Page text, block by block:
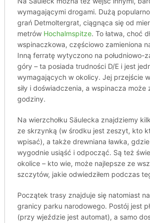
wymagającymi drogami. Dużą
grań Detmoltergrat, ciągnąca się od
metrów Hochalmspitze. To łatwa, choć
wspinaczkowa, częściowo zamieniona
Inną ferratę wytyczono na południowo-
góry – ta posiada trudności D/E i jest
wymagających w okolicy. Jej przejście
siły i doświadczenia, a wspinacza może
godziny.
Na wierzchołku Säulecka znajdziemy
ze skrzynką (w środku jest zeszyt, kto
wpisać), a także drewniana ławka,
wygodnie usiąść i odpocząć. Są też
okolice – kto wie, może najlepsze ze
szczytów, jakie odwiedziłem podczas
Początek trasy znajduje się natomiast
granicy parku narodowego. Postój jest
(przy wjeździe jest automat), a samo